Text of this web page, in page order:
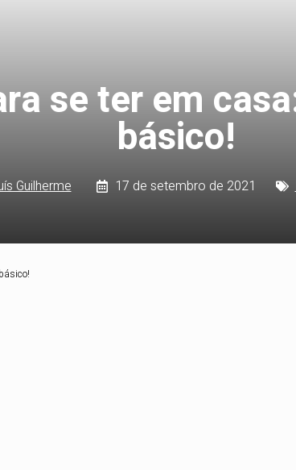
se ter em
básico!
Guilherme 17 de setembro de 2021